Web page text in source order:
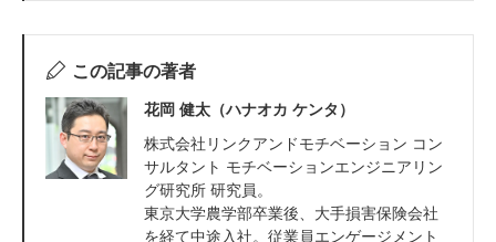
この記事の著者
花岡 健太（ハナオカ ケンタ）
株式会社リンクアンドモチベーション コン
サルタント モチベーションエンジニアリン
グ研究所 研究員。
東京大学農学部卒業後、大手損害保険会社
を経て中途入社。従業員エンゲージメント